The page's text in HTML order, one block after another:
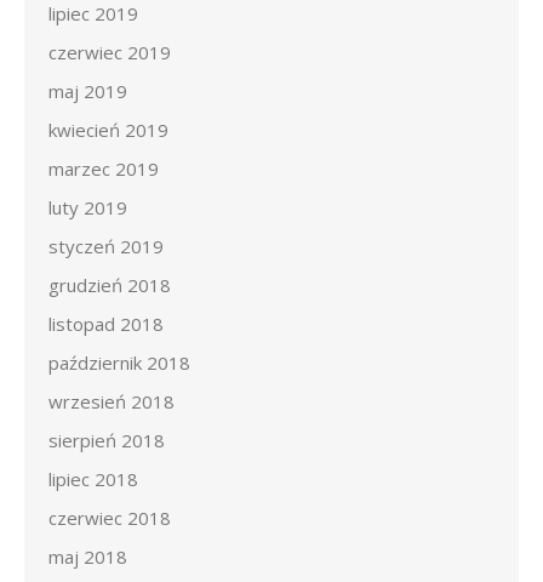
lipiec 2019
czerwiec 2019
maj 2019
kwiecień 2019
marzec 2019
luty 2019
styczeń 2019
grudzień 2018
listopad 2018
październik 2018
wrzesień 2018
sierpień 2018
lipiec 2018
czerwiec 2018
maj 2018